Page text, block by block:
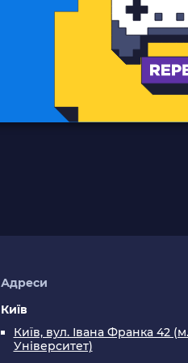
Адреси
Київ
Київ, вул. Івана Франка 42 (м.
Університет)